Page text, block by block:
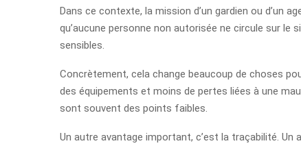
Dans ce contexte, la mission d’un gardien ou d’un
qu’aucune personne non autorisée ne circule sur
sensibles.
Concrètement, cela change beaucoup de choses
des équipements et moins de pertes liées à une
sont souvent des points faibles.
Un autre avantage important, c’est la traçabilité.